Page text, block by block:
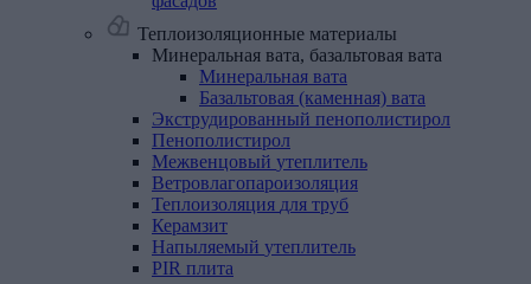
Теплоизоляционные материалы
Минеральная вата, базальтовая вата
Минеральная вата
Базальтовая (каменная) вата
Экструдированный пенополистирол
Пенополистирол
Межвенцовый утеплитель
Ветровлагопароизоляция
Теплоизоляция для труб
Керамзит
Напыляемый утеплитель
PIR плита